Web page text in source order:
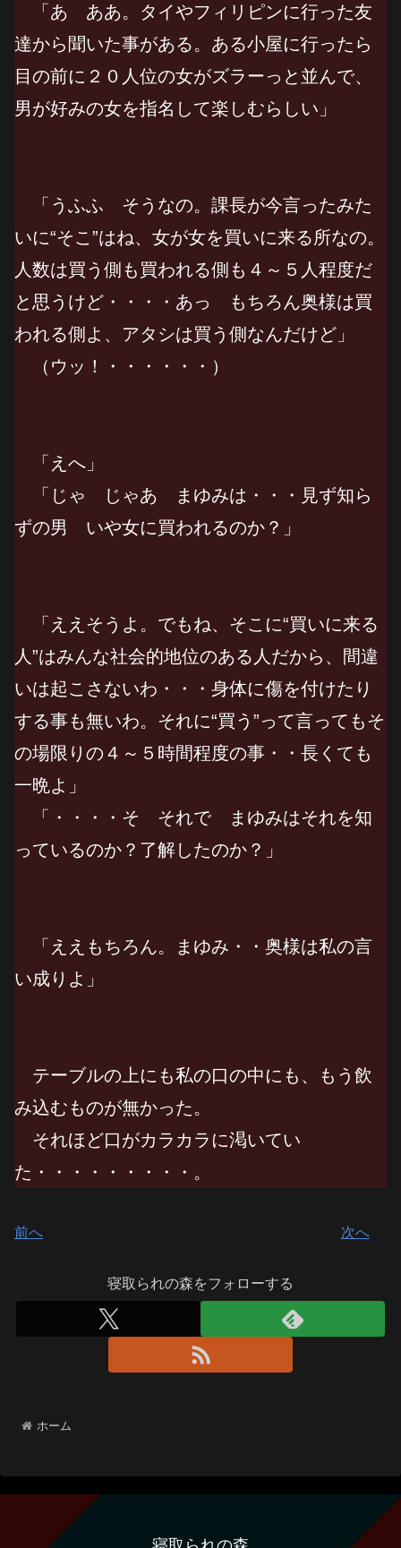
「あ ああ。タイやフィリピンに行った友
達から聞いた事がある。ある小屋に行ったら
目の前に２０人位の女がズラーっと並んで、
男が好みの女を指名して楽しむらしい」
「うふふ そうなの。課長が今言ったみた
いに“そこ”はね、女が女を買いに来る所なの。
人数は買う側も買われる側も４～５人程度だ
と思うけど・・・・あっ もちろん奥様は買
われる側よ、アタシは買う側なんだけど」
（ウッ！・・・・・・）
「えへ」
「じゃ じゃあ まゆみは・・・見ず知ら
ずの男 いや女に買われるのか？」
「ええそうよ。でもね、そこに“買いに来る
人”はみんな社会的地位のある人だから、間違
いは起こさないわ・・・身体に傷を付けたり
する事も無いわ。それに“買う”って言ってもそ
の場限りの４～５時間程度の事・・長くても
一晩よ」
「・・・・そ それで まゆみはそれを知
っているのか？了解したのか？」
「ええもちろん。まゆみ・・奥様は私の言
い成りよ」
テーブルの上にも私の口の中にも、もう飲
み込むものが無かった。
それほど口がカラカラに渇いてい
た・・・・・・・・・。
前へ 次へ
寝取られの森をフォローする
ホーム